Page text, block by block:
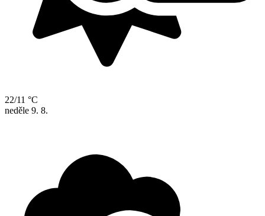
22/11 °C
neděle 9. 8.